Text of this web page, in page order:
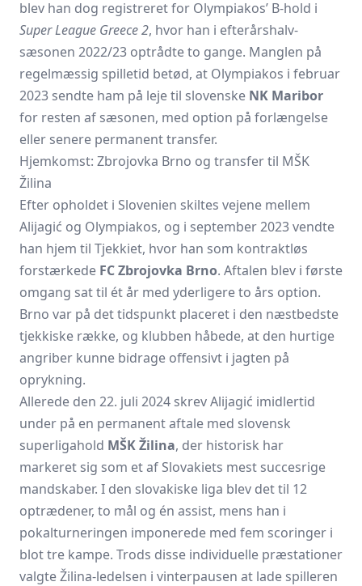
blev han dog registreret for Olympiakos’ B-hold i
Super League Greece 2, hvor han i efterårshalv-
sæsonen 2022/23 optrådte to gange. Manglen på
regelmæssig spilletid betød, at Olympiakos i februar
2023 sendte ham på leje til slovenske NK Maribor
for resten af sæsonen, med option på forlængelse
eller senere permanent transfer.
Hjemkomst: Zbrojovka Brno og transfer til MŠK
Žilina
Efter opholdet i Slovenien skiltes vejene mellem
Alijagić og Olympiakos, og i september 2023 vendte
han hjem til Tjekkiet, hvor han som kontraktløs
forstærkede FC Zbrojovka Brno. Aftalen blev i første
omgang sat til ét år med yderligere to års option.
Brno var på det tidspunkt placeret i den næstbedste
tjekkiske række, og klubben håbede, at den hurtige
angriber kunne bidrage offensivt i jagten på
oprykning.
Allerede den 22. juli 2024 skrev Alijagić imidlertid
under på en permanent aftale med slovensk
superligahold MŠK Žilina, der historisk har
markeret sig som et af Slovakiets mest succesrige
mandskaber. I den slovakiske liga blev det til 12
optrædener, to mål og én assist, mens han i
pokalturneringen imponerede med fem scoringer i
blot tre kampe. Trods disse individuelle præstationer
valgte Žilina-ledelsen i vinterpausen at lade spilleren